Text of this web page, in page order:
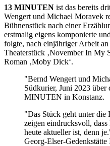
13 MINUTEN ist das bereits
Wengert und Michael Moravek
Bühnenstück nach einer
erstmalig eigens komponierte
folgte, nach einjähriger Arbeit
Theaterstück ‚November In My
Roman ‚Moby Dick‘.
"Bernd Wengert und
Südkurier, Juni 2023 über
MINUTEN in Konstanz.
"Das Stück geht unter die
zeigen eindrucksvoll, dass
heute aktueller ist, denn
Georg-Elser-